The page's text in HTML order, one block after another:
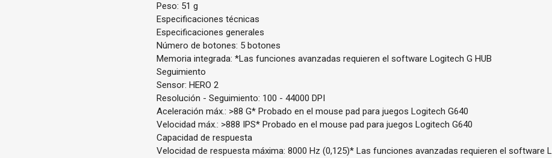
Peso: 51 g
Especificaciones técnicas
Especificaciones generales
Número de botones: 5 botones
Memoria integrada: *Las funciones avanzadas requieren el software Logitech G HUB
Seguimiento
Sensor: HERO 2
Resolución - Seguimiento: 100 - 44000 DPI
Aceleración máx.: >88 G* Probado en el mouse pad para juegos Logitech G640
Velocidad máx.: >888 IPS* Probado en el mouse pad para juegos Logitech G640
Capacidad de respuesta
Velocidad de respuesta máxima: 8000 Hz (0,125)* Las funciones avanzadas requieren el software